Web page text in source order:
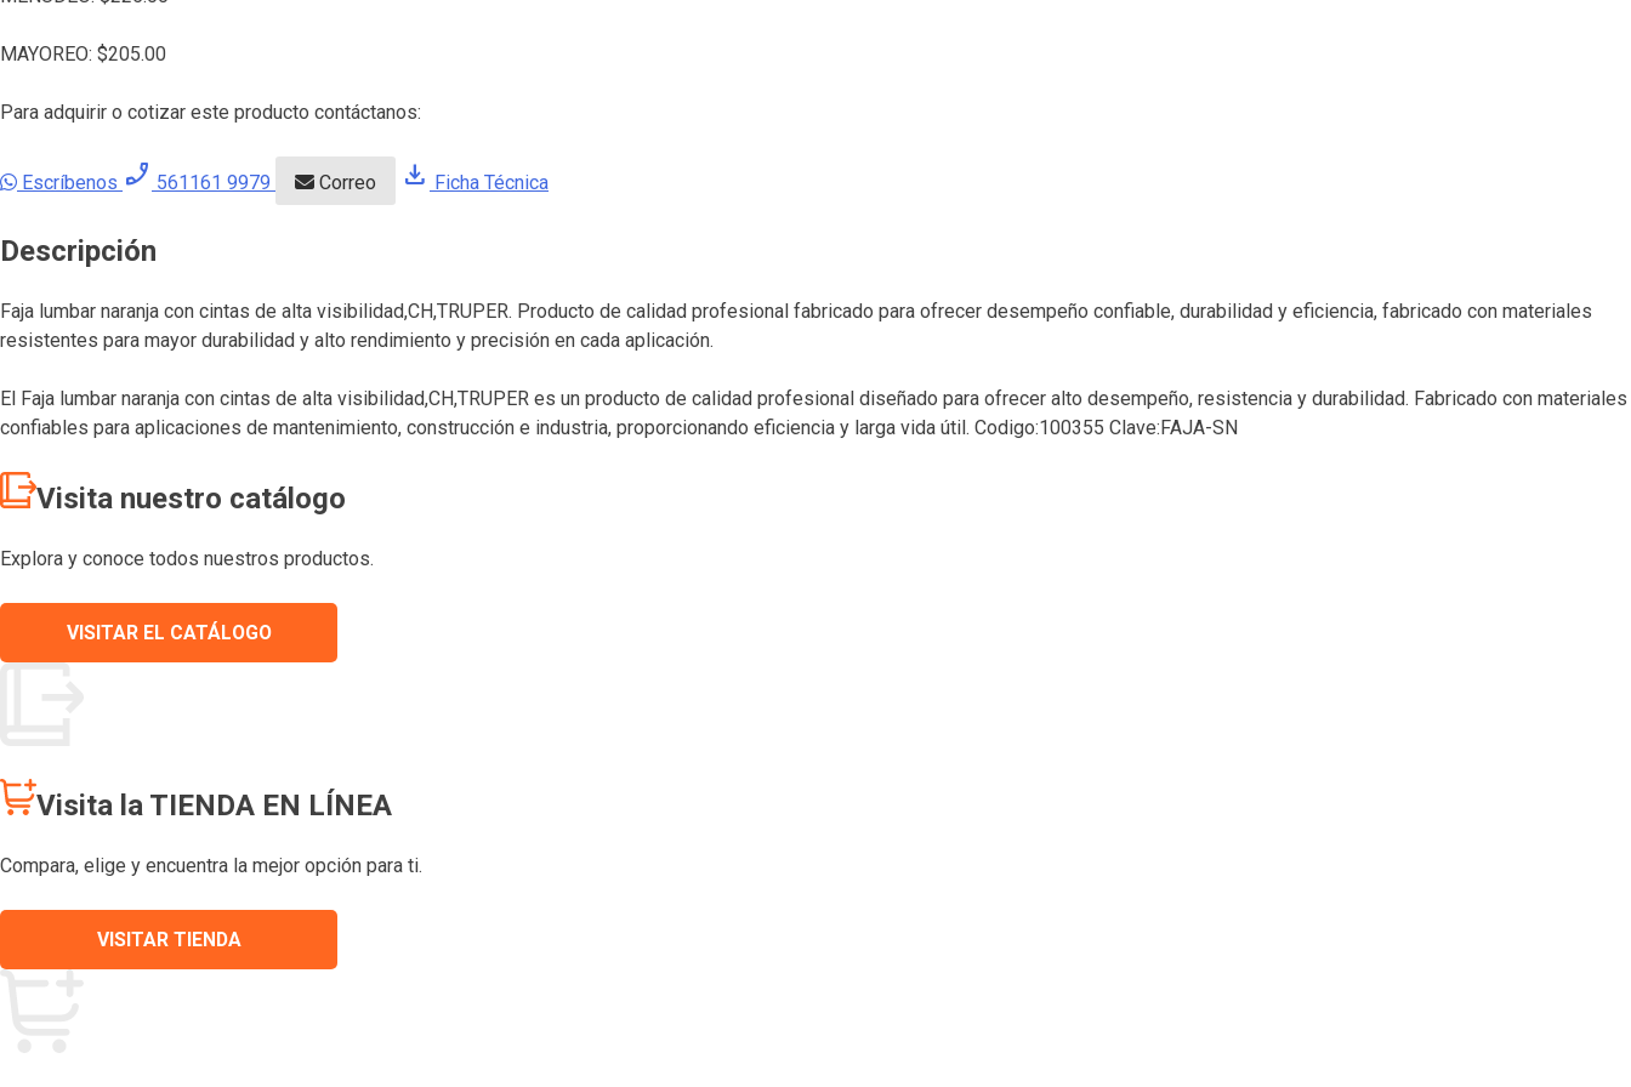
MAYOREO: $205.00
Para adquirir o cotizar este producto contáctanos:
Escríbenos phone_enabled 561161 9979 Correo download Ficha Técnica
Descripción
Faja lumbar naranja con cintas de alta visibilidad,CH,TRUPER. Producto de calidad profesional fabricado para ofrecer desempeño confiable, durabilidad y eficiencia, fabricado con materiales
resistentes para mayor durabilidad y alto rendimiento y precisión en cada aplicación.
El Faja lumbar naranja con cintas de alta visibilidad,CH,TRUPER es un producto de calidad profesional diseñado para ofrecer alto desempeño, resistencia y durabilidad. Fabricado con materiales
confiables para aplicaciones de mantenimiento, construcción e industria, proporcionando eficiencia y larga vida útil. Codigo:100355 Clave:FAJA-SN
Visita nuestro catálogo
Explora y conoce todos nuestros productos.
VISITAR EL CATÁLOGO
Visita la TIENDA EN LÍNEA
Compara, elige y encuentra la mejor opción para ti.
VISITAR TIENDA